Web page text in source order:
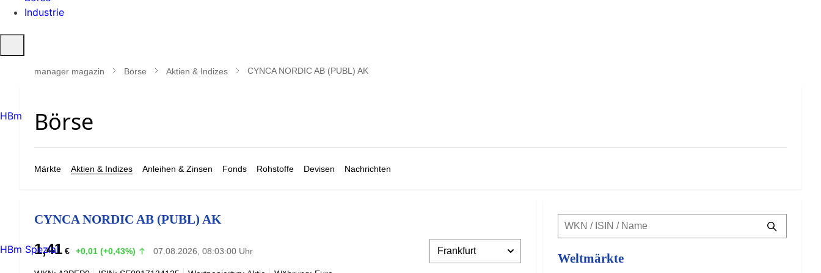
Industrie
öffnen
manager magazin Börse Aktien & Indizes CYNCA NORDIC AB (PUBL) AK
Märkte Aktien & Indizes Anleihen & Zinsen Fonds Rohstoffe Devisen Nachrichten
CYNCA NORDIC AB (PUBL) AK
1,41 € +0,01 (+0,43%) 07.08.2026, 08:03:00 Uhr
Weltmärkte
HBm
HBm Spezial